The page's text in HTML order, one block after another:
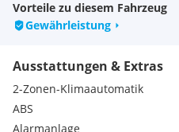
- USB
- Klima
- Tempomat
- 2 Schlüssel
- Bordcomputer uvm..
Vorteile zu diesem Fahrzeug
Gewährleistung
Ausstattungen & Extras
2-Zonen-Klimaautomatik
ABS
Alarmanlage